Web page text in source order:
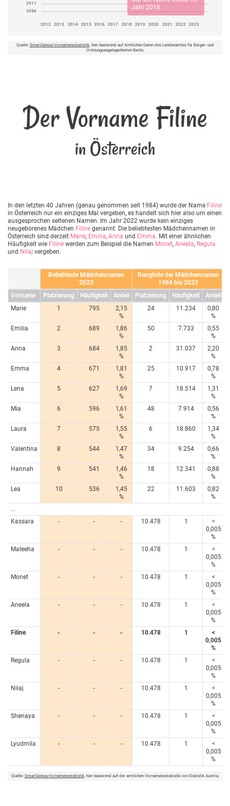
Jahr 2016.
2911
3396
2012 2013 2014 2015 2016 2017 2018 2019 2020 2021 2022 2023
Quelle: SmartGenius-Vornamensstatistik, hier basierend auf Amtlichen Daten des Landesamtes für Bürger- und
Ordnungsangelegenheiten Berlin.
Der Vorname Filine
in Österreich
In den letzten 40 Jahren (genau genommen seit 1984) wurde der Name Filine
in Österreich nur ein einziges Mal vergeben, es handelt sich hier also um einen
ausgesprochen seltenen Namen. Im Jahr 2022 wurde kein einziges
neugeborenes Mädchen Filine genannt. Die beliebtesten Mädchennamen in
Österreich sind derzeit Marie, Emilia, Anna und Emma. Mit einer ähnlichen
Häufigkeit wie Filine werden zum Beispiel die Namen Monet, Aneela, Regula
und Nilaj vergeben.
Beliebteste Mädchennamen
2023
Rangliste der Mädchennamen
1984 bis 2023
Vorname
Platzierung Häufigkeit Anteil Platzierung Häufigkeit
Anteil
Marie
1 795
2,15
%
24 11.234
0,80
%
Emilia
2 689
1,86
%
50 7.733
0,55
%
Anna
3 684
1,85
%
2 31.037
2,20
%
Emma
4 671
1,81
%
25 10.917
0,78
%
Lena
5 627
1,69
%
7 18.514
1,31
%
Mia
6 596
1,61
%
48 7.914
0,56
%
Laura
7 575
1,55
%
6 18.860
1,34
%
Valentina
8 544
1,47
%
34 9.254
0,66
%
Hannah
9 541
1,46
%
18 12.341
0,88
%
Lea
10 536
1,45
%
22 11.603
0,82
%
...
Kassara
- - - 10.478 1
<
0,005
%
Maleeha
- - - 10.478 1
<
0,005
%
Monet
- - - 10.478 1
<
0,005
%
Aneela
- - - 10.478 1
<
0,005
%
Filine
- - - 10.478 1
<
0,005
%
Regula
- - - 10.478 1
<
0,005
%
Nilaj
- - - 10.478 1
<
0,005
%
Shenaya
- - - 10.478 1
<
0,005
%
Lyudmila
- - - 10.478 1
<
0,005
%
Quelle: SmartGenius-Vornamensstatistik, hier basierend auf der amtlichen Vornamensstatistik von Statistik Austria.